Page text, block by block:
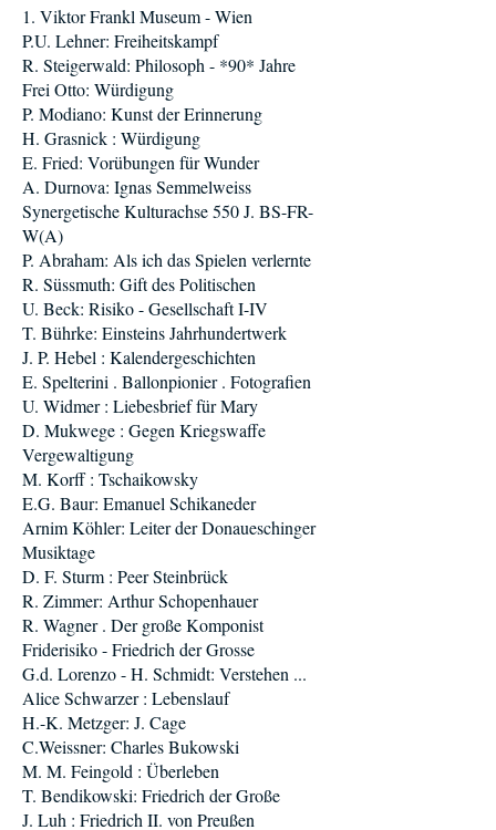
1. Viktor Frankl Museum - Wien
P.U. Lehner: Freiheitskampf
R. Steigerwald: Philosoph - *90* Jahre
Frei Otto: Würdigung
P. Modiano: Kunst der Erinnerung
H. Grasnick : Würdigung
E. Fried: Vorübungen für Wunder
A. Durnova: Ignas Semmelweiss
Synergetische Kulturachse 550 J. BS-FR-
W(A)
P. Abraham: Als ich das Spielen verlernte
R. Süssmuth: Gift des Politischen
U. Beck: Risiko - Gesellschaft I-IV
T. Bührke: Einsteins Jahrhundertwerk
J. P. Hebel : Kalendergeschichten
E. Spelterini . Ballonpionier . Fotografien
U. Widmer : Liebesbrief für Mary
D. Mukwege : Gegen Kriegswaffe
Vergewaltigung
M. Korff : Tschaikowsky
E.G. Baur: Emanuel Schikaneder
Arnim Köhler: Leiter der Donaueschinger
Musiktage
D. F. Sturm : Peer Steinbrück
R. Zimmer: Arthur Schopenhauer
R. Wagner . Der große Komponist
Friderisiko - Friedrich der Grosse
G.d. Lorenzo - H. Schmidt: Verstehen ...
Alice Schwarzer : Lebenslauf
H.-K. Metzger: J. Cage
C.Weissner: Charles Bukowski
M. M. Feingold : Überleben
T. Bendikowski: Friedrich der Große
J. Luh : Friedrich II. von Preußen